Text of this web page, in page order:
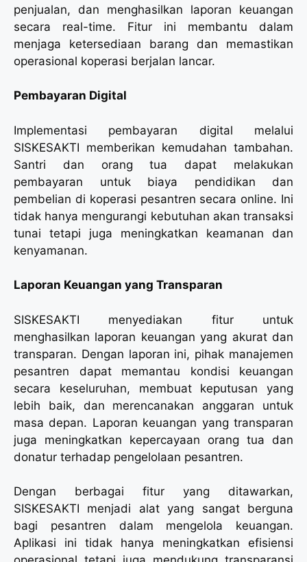
penjualan, dan menghasilkan laporan keuangan
secara real-time. Fitur ini membantu dalam
menjaga ketersediaan barang dan memastikan
operasional koperasi berjalan lancar.
Pembayaran Digital
Implementasi pembayaran digital melalui
SISKESAKTI memberikan kemudahan tambahan.
Santri dan orang tua dapat melakukan
pembayaran untuk biaya pendidikan dan
pembelian di koperasi pesantren secara online. Ini
tidak hanya mengurangi kebutuhan akan transaksi
tunai tetapi juga meningkatkan keamanan dan
kenyamanan.
Laporan Keuangan yang Transparan
SISKESAKTI menyediakan fitur untuk
menghasilkan laporan keuangan yang akurat dan
transparan. Dengan laporan ini, pihak manajemen
pesantren dapat memantau kondisi keuangan
secara keseluruhan, membuat keputusan yang
lebih baik, dan merencanakan anggaran untuk
masa depan. Laporan keuangan yang transparan
juga meningkatkan kepercayaan orang tua dan
donatur terhadap pengelolaan pesantren.
Dengan berbagai fitur yang ditawarkan,
SISKESAKTI menjadi alat yang sangat berguna
bagi pesantren dalam mengelola keuangan.
Aplikasi ini tidak hanya meningkatkan efisiensi